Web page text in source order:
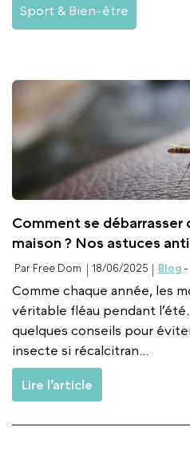
Sport & Bien-être
Comment se débarrasser
maison ? Nos astuces
Par Free Dom 18/06/2025 Blog-
Comme chaque année, les
véritable fléau pendant
quelques conseils pour
insecte si récalcitran...
Lire l’article